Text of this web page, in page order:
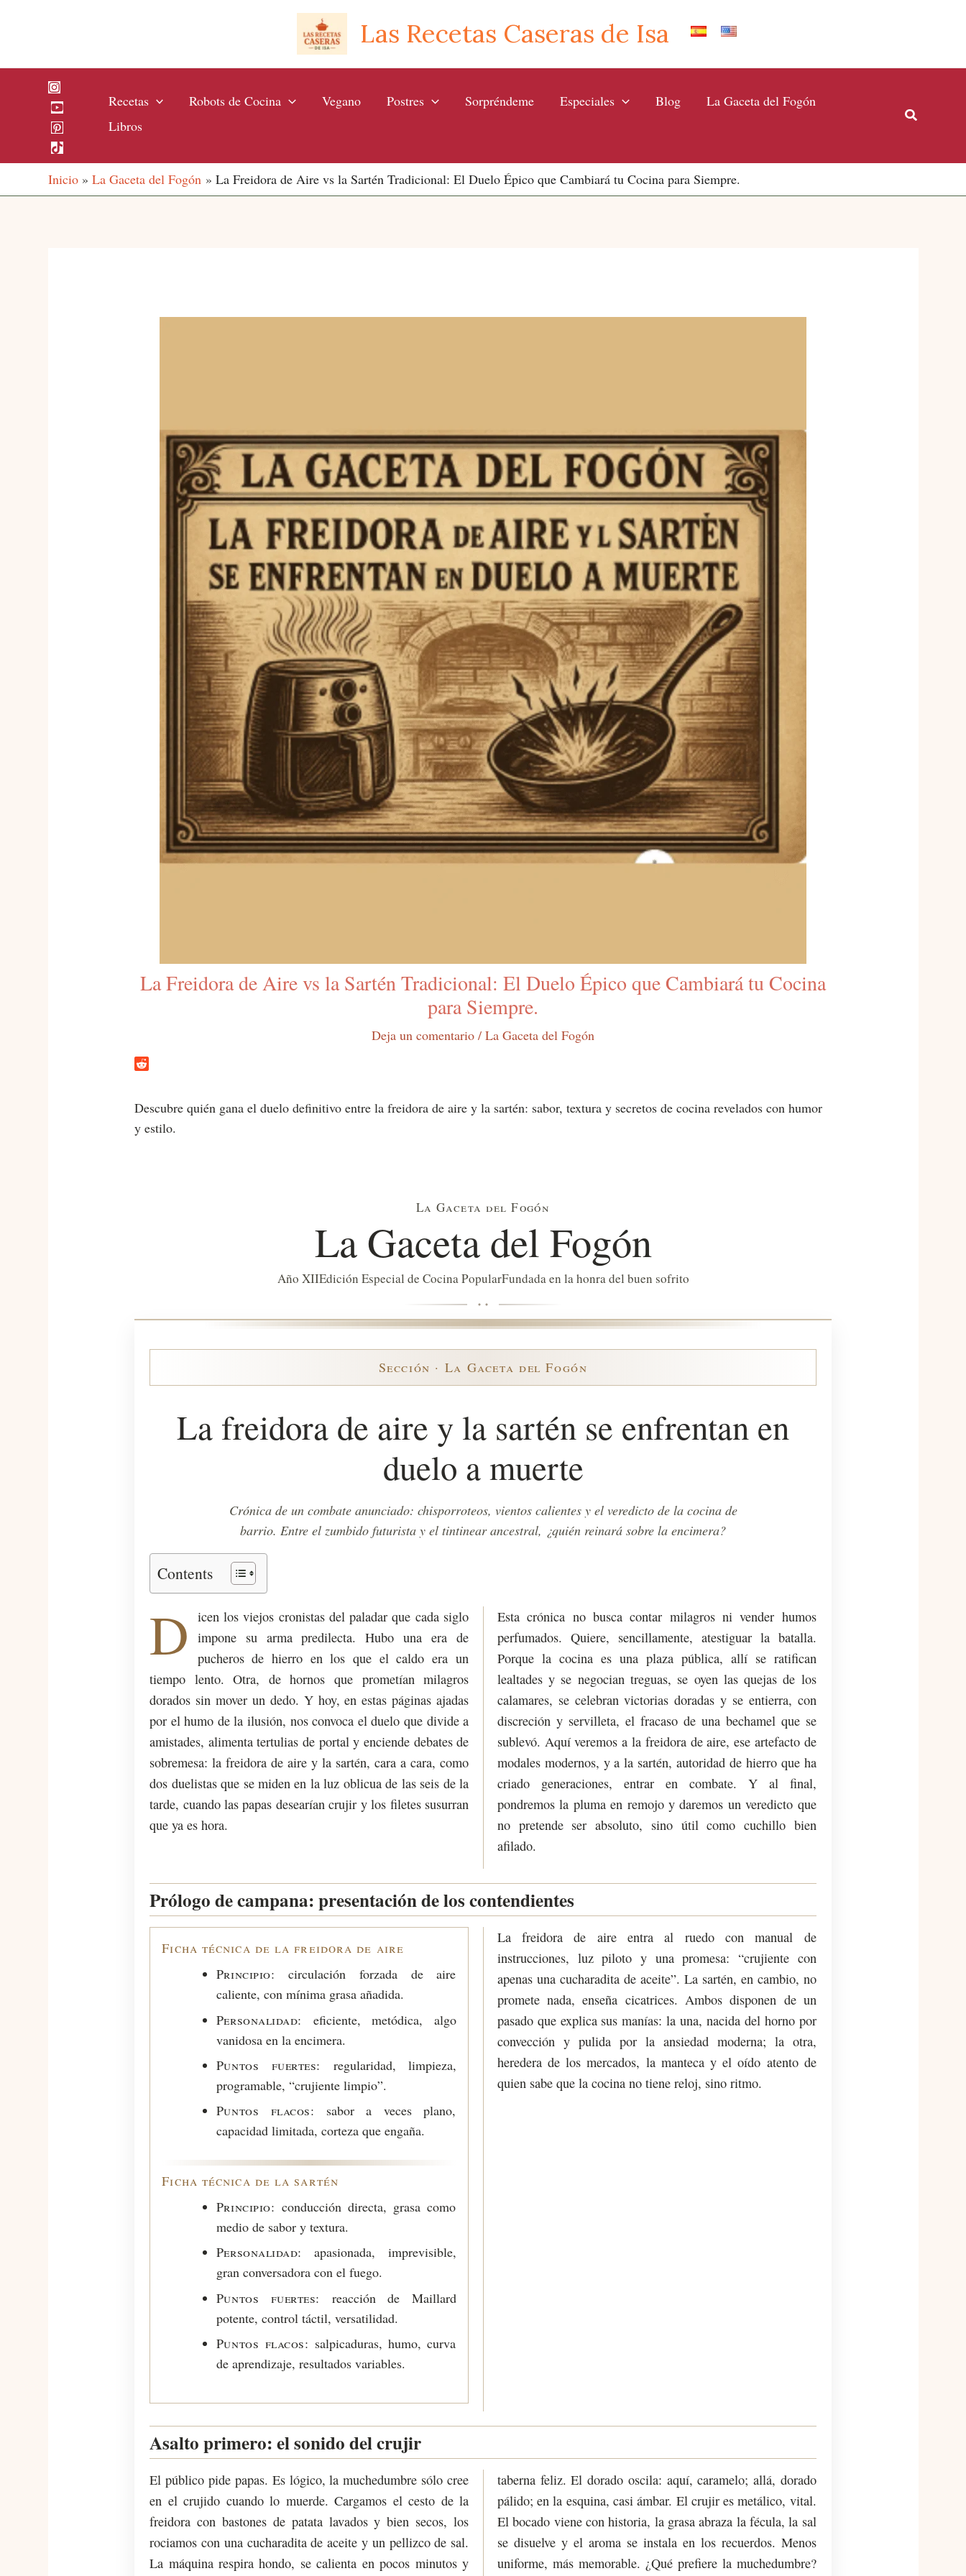
Las Recetas Caseras de Isa
Recetas Robots de Cocina Vegano Postres Sorpréndeme Especiales Blog
La Gaceta del Fogón
Libros
Buscar
Inicio La Gaceta del Fogón La Freidora de Aire vs la Sartén Tradicional: El Duelo Épico que Cambiará tu Cocina para Siempre.
La Freidora de Aire vs la Sartén Tradicional: El Duelo Épico que Cambiará tu Cocina
para Siempre.
Deja un comentario / La Gaceta del Fogón
Descubre quién gana el duelo definitivo entre la freidora de aire y la sartén: sabor, textura y secretos de cocina revelados con humor
y estilo.
La Gaceta del Fogón
La Gaceta del Fogón
Año XIIEdición Especial de Cocina PopularFundada en la honra del buen sofrito
Sección · La Gaceta del Fogón
La freidora de aire y la sartén se enfrentan en
duelo a muerte
Crónica de un combate anunciado: chisporroteos, vientos calientes y el veredicto de la cocina de
barrio. Entre el zumbido futurista y el tintinear ancestral, ¿quién reinará sobre la encimera?
Contents
D
icen los viejos cronistas del paladar que cada siglo
impone su arma predilecta. Hubo una era de
pucheros de hierro en los que el caldo era un
tiempo lento. Otra, de hornos que prometían milagros
dorados sin mover un dedo. Y hoy, en estas páginas ajadas
por el humo de la ilusión, nos convoca el duelo que divide a
amistades, alimenta tertulias de portal y enciende debates de
sobremesa: la freidora de aire y la sartén, cara a cara, como
dos duelistas que se miden en la luz oblicua de las seis de la
tarde, cuando las papas desearían crujir y los filetes susurran
que ya es hora.
Esta crónica no busca contar milagros ni vender humos
perfumados. Quiere, sencillamente, atestiguar la batalla.
Porque la cocina es una plaza pública, allí se ratifican
lealtades y se negocian treguas, se oyen las quejas de los
calamares, se celebran victorias doradas y se entierra, con
discreción y servilleta, el fracaso de una bechamel que se
sublevó. Aquí veremos a la freidora de aire, ese artefacto de
modales modernos, y a la sartén, autoridad de hierro que ha
criado generaciones, entrar en combate. Y al final,
pondremos la pluma en remojo y daremos un veredicto que
no pretende ser absoluto, sino útil como cuchillo bien
afilado.
Prólogo de campana: presentación de los contendientes
Ficha técnica de la freidora de aire
Principio: circulación forzada de aire
caliente, con mínima grasa añadida.
Personalidad: eficiente, metódica, algo
vanidosa en la encimera.
Puntos fuertes: regularidad, limpieza,
programable, “crujiente limpio”.
Puntos flacos: sabor a veces plano,
capacidad limitada, corteza que engaña.
Ficha técnica de la sartén
Principio: conducción directa, grasa como
medio de sabor y textura.
Personalidad: apasionada, imprevisible,
gran conversadora con el fuego.
Puntos fuertes: reacción de Maillard
potente, control táctil, versatilidad.
Puntos flacos: salpicaduras, humo, curva
de aprendizaje, resultados variables.
La freidora de aire entra al ruedo con manual de
instrucciones, luz piloto y una promesa: “crujiente con
apenas una cucharadita de aceite”. La sartén, en cambio, no
promete nada, enseña cicatrices. Ambos disponen de un
pasado que explica sus manías: la una, nacida del horno por
convección y pulida por la ansiedad moderna; la otra,
heredera de los mercados, la manteca y el oído atento de
quien sabe que la cocina no tiene reloj, sino ritmo.
Asalto primero: el sonido del crujir
El público pide papas. Es lógico, la muchedumbre sólo cree
en el crujido cuando lo muerde. Cargamos el cesto de la
freidora con bastones de patata lavados y bien secos, los
rociamos con una cucharadita de aceite y un pellizco de sal.
La máquina respira hondo, se calienta en pocos minutos y
taberna feliz. El dorado oscila: aquí, caramelo; allá, dorado
pálido; en la esquina, casi ámbar. El crujir es metálico, vital.
El bocado viene con historia, la grasa abraza la fécula, la sal
se disuelve y el aroma se instala en los recuerdos. Menos
uniforme, más memorable. ¿Qué prefiere la muchedumbre?